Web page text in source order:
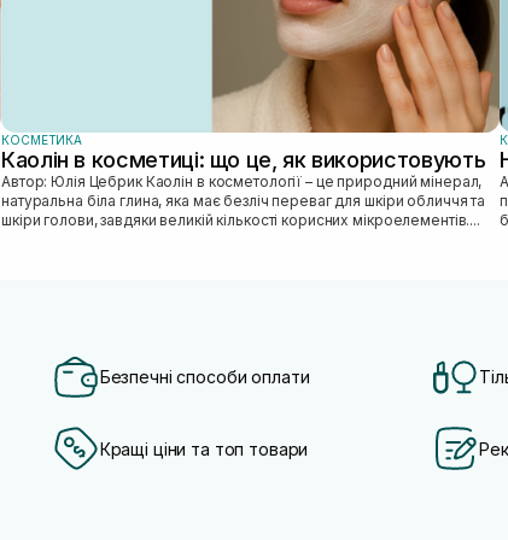
КОСМЕТИКА
Каолін в косметиці: що це, як використовують
Автор: Юлія Цебрик Каолін в косметології – це природний мінерал,
натуральна біла глина, яка має безліч переваг для шкіри обличчя та
шкіри голови, завдяки великій кількості корисних мікроелементів....
Безпечні способи оплати
Кращі ціни та топ товари